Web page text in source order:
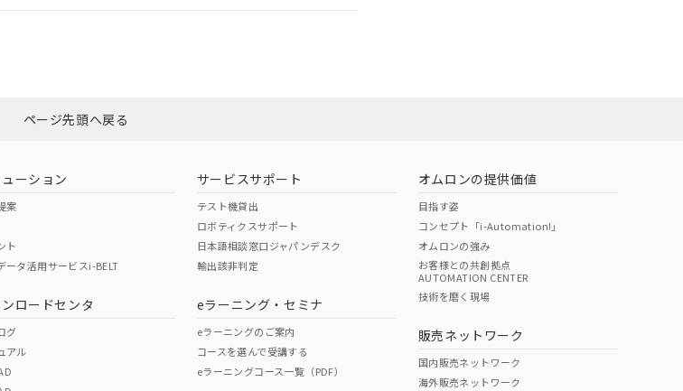
ら
O O
（アメリカ
この製品の規格認証/適合状況ページへ
その他の認証はこちらのページからご検索ください
ページ先頭へ戻る
ーション
案
ト
ータ活用サービスi-BELT
ロードセンタ
グ
アル
サービスサポート
テスト機貸出
ロボティクスサポート
日本語相談窓口ジャパンデスク
輸出該非判定
eラーニング・セミナ
eラーニングのご案内
コースを選んで受講する
eラーニングコース一覧（PDF）
オムロンの提供価値
目指す姿
コンセプト「i-Automation!」
オムロンの強み
お客様との共創拠点
AUTOMATION CENTER
技術を磨く現場
販売ネットワーク
国内販売ネットワーク
海外販売ネットワーク